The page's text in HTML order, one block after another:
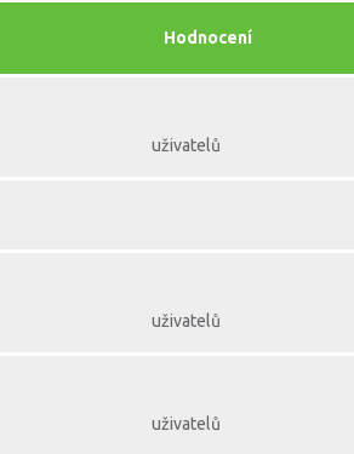
Hodnocení
uživatelů
uživatelů
uživatelů